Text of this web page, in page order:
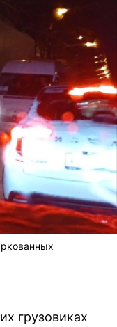
грузовиках